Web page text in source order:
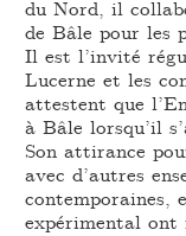
du Nord, il
de Bâle pour les
Il est l’invité
Lucerne et les
attestent que
à Bâle lorsqu’il
Son attirance
avec d’autres
contemporaines,
expérimental ont